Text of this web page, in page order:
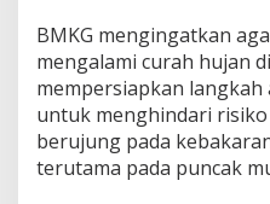
BMKG mengingatkan
mengalami curah hujan
mempersiapkan
untuk menghindari
berujung pada
terutama pada puncak